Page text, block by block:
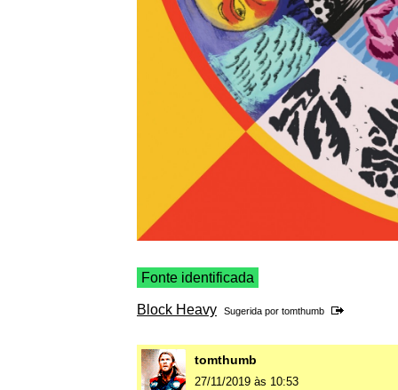
Fonte identificada
Block Heavy Sugerida por tomthumb
tomthumb
27/11/2019 às 10:53